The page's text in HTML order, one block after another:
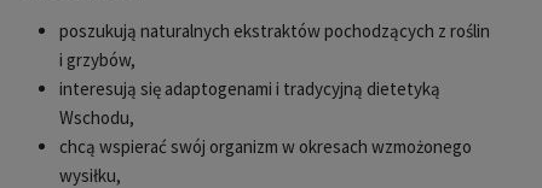
poszukują naturalnych ekstraktów pochodzących z roślin
i grzybów,
interesują się adaptogenami i tradycyjną dietetyką
Wschodu,
chcą wspierać swój organizm w okresach wzmożonego
wysiłku,